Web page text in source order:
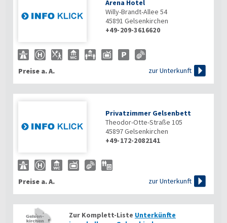
Arena Hotel
Willy-Brandt-Allee 54
45891 Gelsenkirchen
+49-209-3616620
Preise a. A. zur Unterkunft 
Privatzimmer Gelsenbett
Theodor-Otte-Straße 105
45897Gelsenkirchen
+49-172-2082141
Preise a. A. zur Unterkunft 
Zur Komplett-Liste Unterkünfte